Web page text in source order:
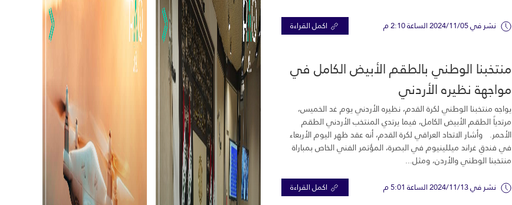
نشر في 2024/11/05 الساعة 2:10 م اكمل القراءة
منتخبنا الوطني بالطقم الأبيض الكامل في
مواجهة نظيره الأردني
يواجه منتخبنا الوطني لكرة القدم، نظيره الأردني يوم غد الخميس،
مرتدياً الطقم الأبيض الكامل، فيما يرتدي المنتخب الأردني الطقم
الأحمر. وأشار الاتحاد العراقي لكرة القدم، أنه عقد ظهر اليوم الأربعاء
في فندقِ غراند ميللينيوم في البصرة، المؤتمر الفني الخاص بمباراة
منتخبنا الوطني والأردن، ومثل...
نشر في 2024/11/13 الساعة 5:01 م اكمل القراءة